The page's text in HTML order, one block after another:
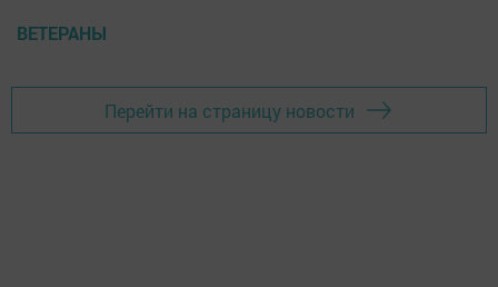
ВЕТЕРАНЫ
Перейти на страницу новости